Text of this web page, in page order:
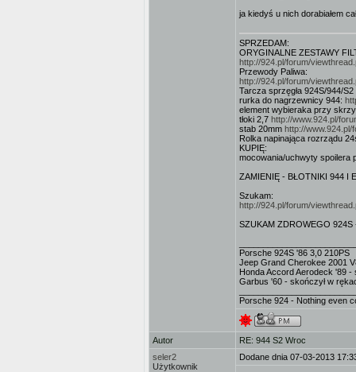
ja kiedyś u nich dorabiałem
SPRZEDAM:
ORYGINALNE ZESTAWY
http://924.pl/forum/
Przewody Paliwa:
http://924.pl/forum/
Tarcza sprzęgła 924S/944/S2
rurka do nagrzewnicy 944:
element wybieraka przy
tłoki 2,7 http://www.924.pl/
stab 20mm http://www.924.pl/
Rolka napinająca rozrządu
KUPIĘ:
mocowania/uchwyty spoilera
ZAMIENIĘ - BŁOTNIKI 944 I
Szukam:
http://924.pl/forum/
SZUKAM ZDROWEGO
Porsche 924S '86 3,0 210PS
Jeep Grand Cherokee 2001
Honda Accord Aerodeck '89 -
Garbus '60 - skończył w
Porsche 924 - Nothing even
Autor
RE: 944 S2 Wroc
seler2
Użytkownik
Dodane dnia 07-03-2013